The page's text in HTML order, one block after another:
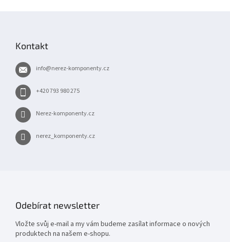
Kontakt
info@nerez-komponenty.cz
+420 793 980 275
Nerez-komponenty.cz
nerez_komponenty.cz
Odebírat newsletter
Vložte svůj e-mail a my vám budeme zasílat informace o nových
produktech na našem e-shopu.